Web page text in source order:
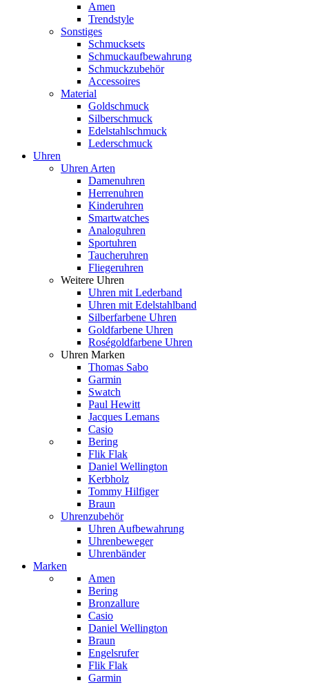
Amen
Trendstyle
Sonstiges
Schmucksets
Schmuckaufbewahrung
Schmuckzubehör
Accessoires
Material
Goldschmuck
Silberschmuck
Edelstahlschmuck
Lederschmuck
Uhren
Uhren Arten
Damenuhren
Herrenuhren
Kinderuhren
Smartwatches
Analoguhren
Sportuhren
Taucheruhren
Fliegeruhren
Weitere Uhren
Uhren mit Lederband
Uhren mit Edelstahlband
Silberfarbene Uhren
Goldfarbene Uhren
Roségoldfarbene Uhren
Uhren Marken
Thomas Sabo
Garmin
Swatch
Paul Hewitt
Jacques Lemans
Casio
Bering
Flik Flak
Daniel Wellington
Kerbholz
Tommy Hilfiger
Braun
Uhrenzubehör
Uhren Aufbewahrung
Uhrenbeweger
Uhrenbänder
Marken
Amen
Bering
Bronzallure
Casio
Daniel Wellington
Braun
Engelsrufer
Flik Flak
Garmin